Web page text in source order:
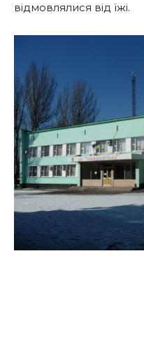
відмовлялися від їжі.